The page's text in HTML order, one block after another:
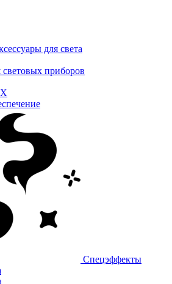
для света
приборов
Спецэффекты